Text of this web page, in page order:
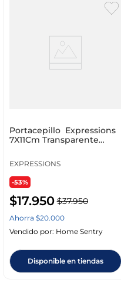
Portacepillo Expressions
7X11Cm Transparente
EXPRESSIONS
-53%
$17.950 $37.950
Ahorra $20.000
Vendido por: Home Sentry
Disponible en tiendas